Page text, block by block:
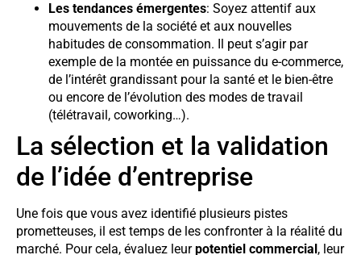
Les tendances émergentes: Soyez attentif aux
mouvements de la société et aux nouvelles
habitudes de consommation. Il peut s’agir par
exemple de la montée en puissance du e-commerce,
de l’intérêt grandissant pour la santé et le bien-être
ou encore de l’évolution des modes de travail
(télétravail, coworking…).
La sélection et la validation
de l’idée d’entreprise
Une fois que vous avez identifié plusieurs pistes
prometteuses, il est temps de les confronter à la réalité du
marché. Pour cela, évaluez leurpotentiel commercial , leur